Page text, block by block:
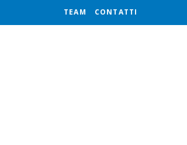
TEAM CONTATTI